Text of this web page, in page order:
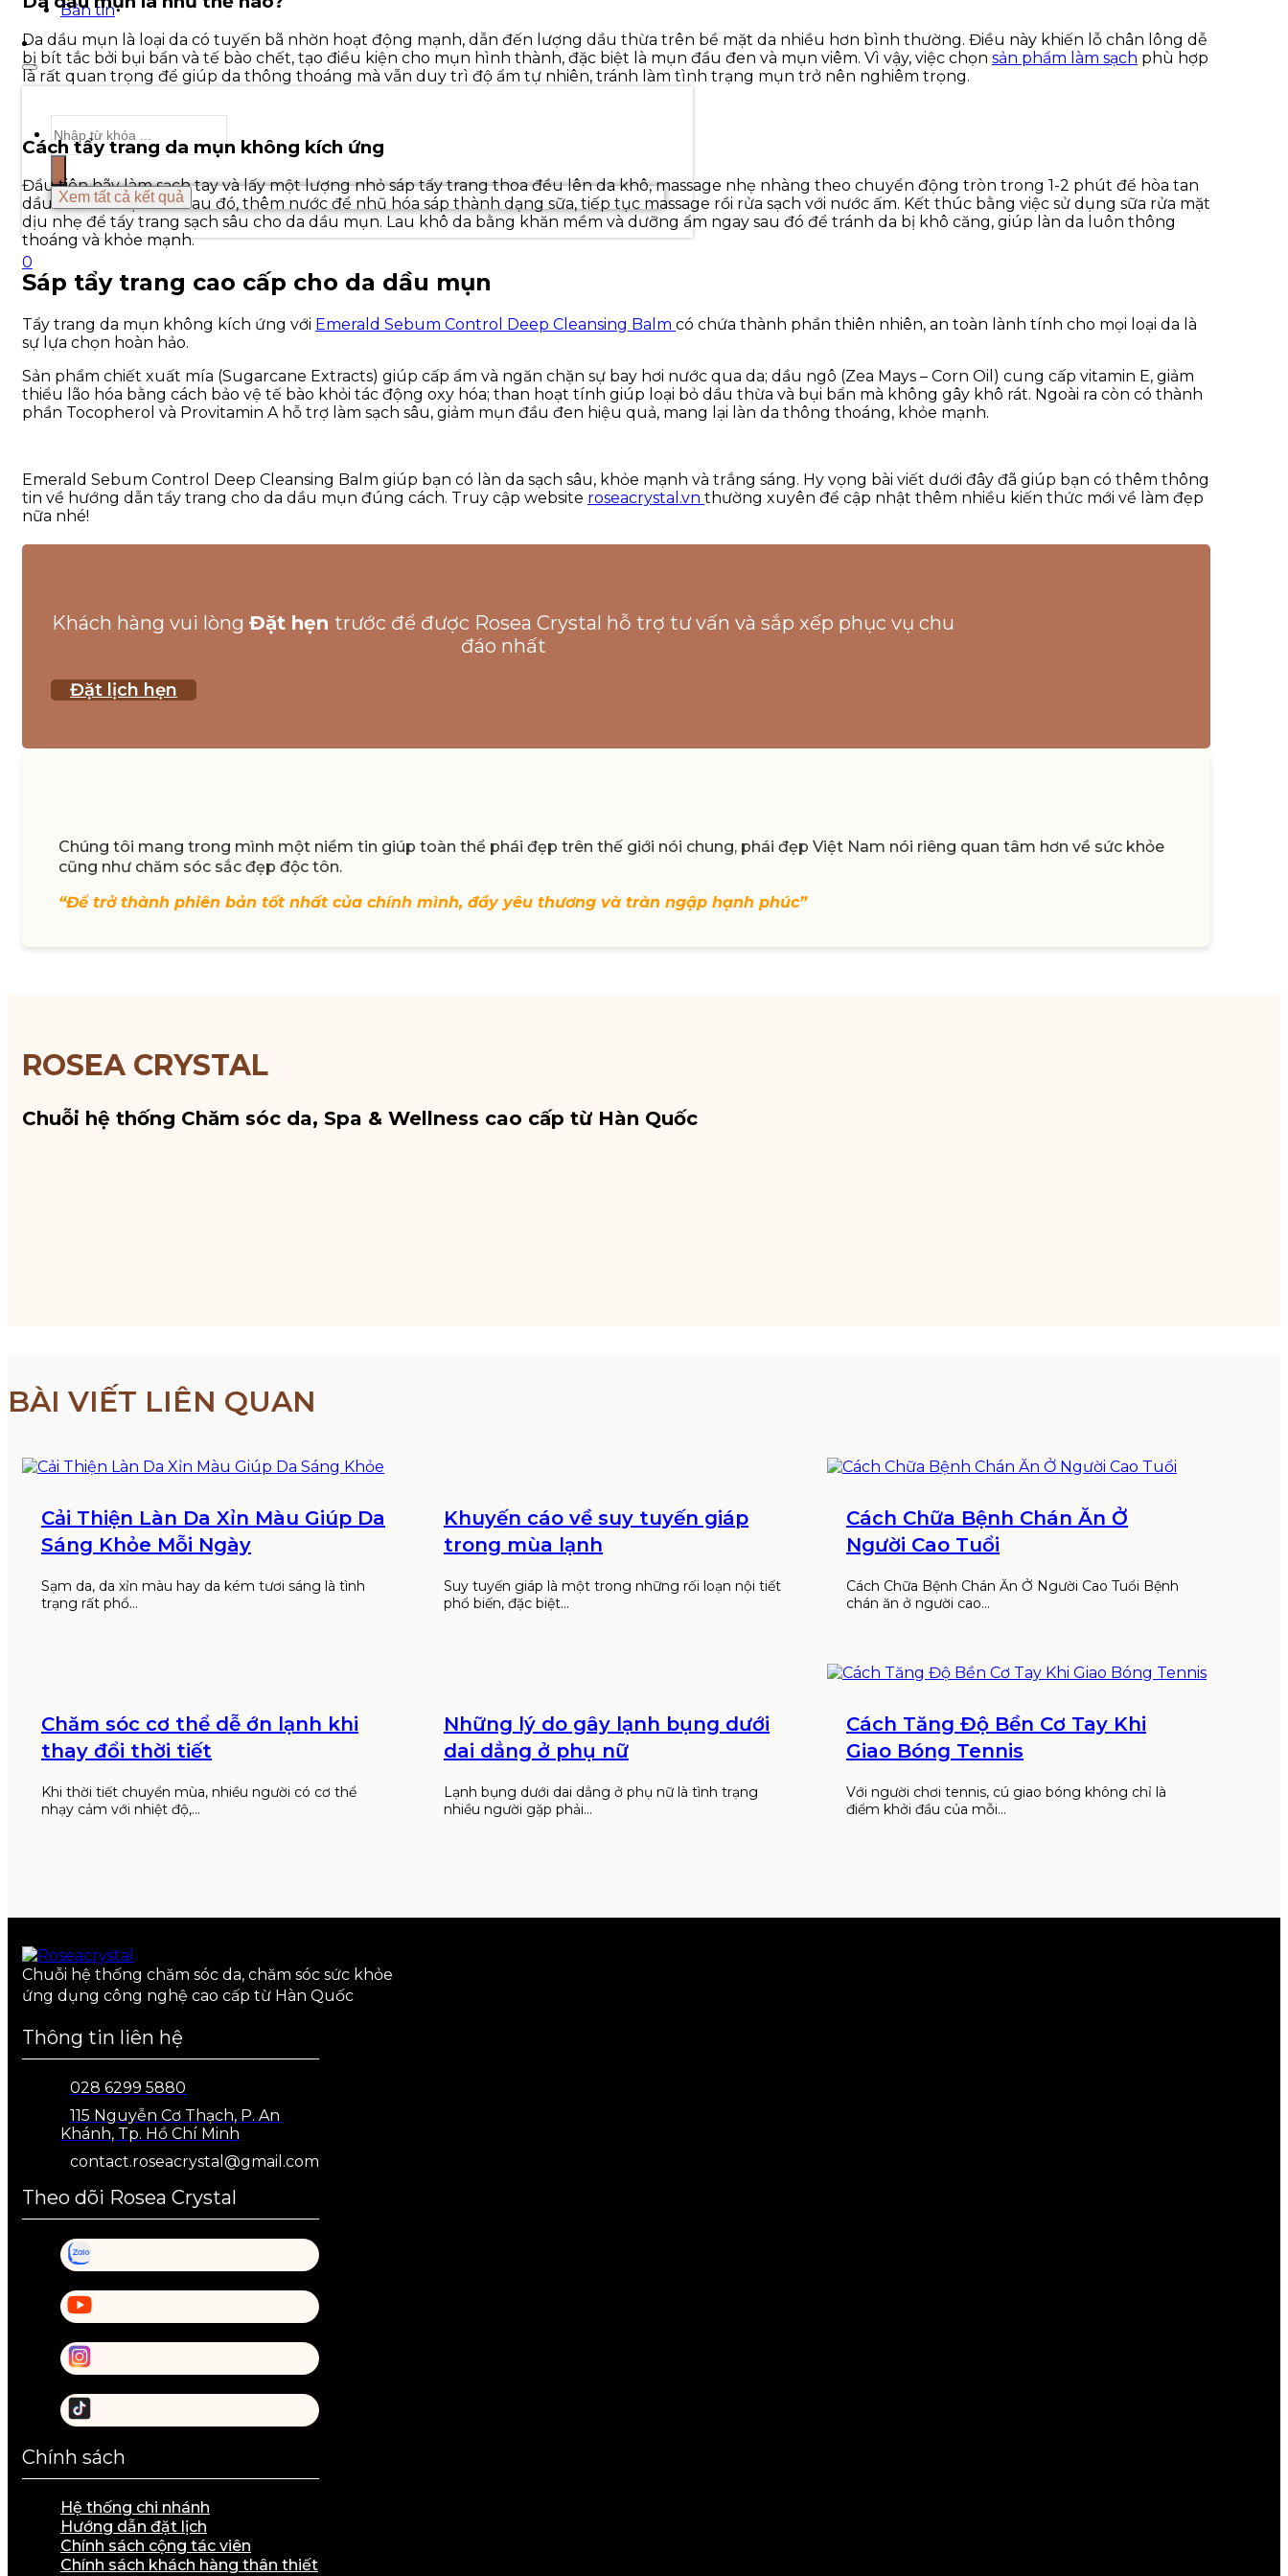
Bản tin
...
Xem tất cả kết quả
0
Da dầu mụn là loại da có tuyến bã nhờn hoạt động mạnh, dẫn đến lượng dầu thừa trên bề mặt da nhiều hơn bình thường. Điều này khiến lỗ chân lông dễ
bị bít tắc bởi bụi bẩn và tế bào chết, tạo điều kiện cho mụn hình thành, đặc biệt là mụn đầu đen và mụn viêm. Vì vậy, việc chọn sản phẩm làm sạch phù hợp
là rất quan trọng để giúp da thông thoáng mà vẫn duy trì độ ẩm tự nhiên, tránh làm tình trạng mụn trở nên nghiêm trọng.
Cách tẩy trang da mụn không kích ứng
Đầu tiên hãy làm sạch tay và lấy một lượng nhỏ sáp tẩy trang thoa đều lên da khô, massage nhẹ nhàng theo chuyển động tròn trong 1-2 phút để hòa tan
dầu thừa và bụi bẩn. Sau đó, thêm nước để nhũ hóa sáp thành dạng sữa, tiếp tục massage rồi rửa sạch với nước ấm. Kết thúc bằng việc sử dụng sữa rửa mặt
dịu nhẹ để tẩy trang sạch sâu cho da dầu mụn. Lau khô da bằng khăn mềm và dưỡng ẩm ngay sau đó để tránh da bị khô căng, giúp làn da luôn thông
thoáng và khỏe mạnh.
Sáp tẩy trang cao cấp cho da dầu mụn
Tẩy trang da mụn không kích ứng với Emerald Sebum Control Deep Cleansing Balm có chứa thành phần thiên nhiên, an toàn lành tính cho mọi loại da là
sự lựa chọn hoàn hảo.
Sản phẩm chiết xuất mía (Sugarcane Extracts) giúp cấp ẩm và ngăn chặn sự bay hơi nước qua da; dầu ngô (Zea Mays – Corn Oil) cung cấp vitamin E, giảm
thiểu lão hóa bằng cách bảo vệ tế bào khỏi tác động oxy hóa; than hoạt tính giúp loại bỏ dầu thừa và bụi bẩn mà không gây khô rát. Ngoài ra còn có thành
phần Tocopherol và Provitamin A hỗ trợ làm sạch sâu, giảm mụn đầu đen hiệu quả, mang lại làn da thông thoáng, khỏe mạnh.
Emerald Sebum Control Deep Cleansing Balm giúp bạn có làn da sạch sâu, khỏe mạnh và trắng sáng. Hy vọng bài viết dưới đây đã giúp bạn có thêm thông
tin về hướng dẫn tẩy trang cho da dầu mụn đúng cách. Truy cập website roseacrystal.vn thường xuyên để cập nhật thêm nhiều kiến thức mới về làm đẹp
nữa nhé!
Khách hàng vui lòng Đặt hẹn trước để được Rosea Crystal hỗ trợ tư vấn và sắp xếp phục vụ chu
đáo nhất
Đặt lịch hẹn
Chúng tôi mang trong mình một niềm tin giúp toàn thể phái đẹp trên thế giới nói chung, phái đẹp Việt Nam nói riêng quan tâm hơn về sức khỏe
cũng như chăm sóc sắc đẹp độc tôn.
“Để trở thành phiên bản tốt nhất của chính mình, đầy yêu thương và tràn ngập hạnh phúc”
ROSEA CRYSTAL
Chuỗi hệ thống Chăm sóc da, Spa & Wellness cao cấp từ Hàn Quốc
BÀI VIẾT LIÊN QUAN
Cải Thiện Làn Da Xỉn Màu Giúp Da
Sáng Khỏe Mỗi Ngày
Sạm da, da xỉn màu hay da kém tươi sáng là tình
trạng rất phổ…
Khuyến cáo về suy tuyến giáp
trong mùa lạnh
Suy tuyến giáp là một trong những rối loạn nội tiết
phổ biến, đặc biệt…
Cách Chữa Bệnh Chán Ăn Ở
Người Cao Tuổi
Cách Chữa Bệnh Chán Ăn Ở Người Cao Tuổi Bệnh
chán ăn ở người cao…
Chăm sóc cơ thể dễ ớn lạnh khi
thay đổi thời tiết
Khi thời tiết chuyển mùa, nhiều người có cơ thể
nhạy cảm với nhiệt độ,…
Những lý do gây lạnh bụng dưới
dai dẳng ở phụ nữ
Lạnh bụng dưới dai dẳng ở phụ nữ là tình trạng
nhiều người gặp phải…
Cách Tăng Độ Bền Cơ Tay Khi
Giao Bóng Tennis
Với người chơi tennis, cú giao bóng không chỉ là
điểm khởi đầu của mỗi…
Chuỗi hệ thống chăm sóc da, chăm sóc sức khỏe
ứng dụng công nghệ cao cấp từ Hàn Quốc
Thông tin liên hệ
028 6299 5880
115 Nguyễn Cơ Thạch, P. An
Khánh, Tp. Hồ Chí Minh
contact.roseacrystal@gmail.com
Theo dõi Rosea Crystal
Chính sách
Hệ thống chi nhánh
Hướng dẫn đặt lịch
Chính sách cộng tác viên
Chính sách khách hàng thân thiết